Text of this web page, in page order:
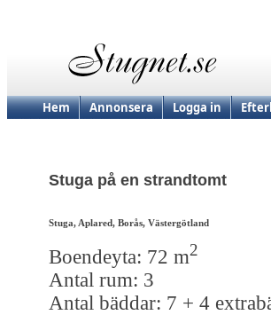
Hem Annonsera Logga in
Stuga på en strandtomt
Stuga, Aplared, Borås, Västergötland
Boendeyta: 72 m2
Antal rum: 3
Antal bäddar: 7 + 4